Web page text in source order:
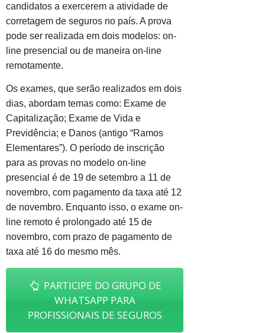
candidatos a exercerem a atividade de
corretagem de seguros no país. A prova
pode ser realizada em dois modelos: on-
line presencial ou de maneira on-line
remotamente.
Os exames, que serão realizados em dois
dias, abordam temas como: Exame de
Capitalização; Exame de Vida e
Previdência; e Danos (antigo “Ramos
Elementares”). O período de inscrição
para as provas no modelo on-line
presencial é de 19 de setembro a 11 de
novembro, com pagamento da taxa até 12
de novembro. Enquanto isso, o exame on-
line remoto é prolongado até 15 de
novembro, com prazo de pagamento de
taxa até 16 do mesmo mês.
PARTICIPE DO GRUPO DE
WHATSAPP PARA
PROFISSIONAIS DE SEGUROS